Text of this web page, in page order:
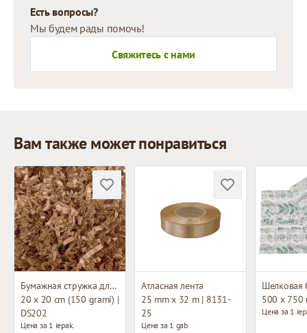
Есть вопросы?
Мы будем рады помочь!
Свяжитесь с нами
Вам также может понравиться
Бумажная стружка для декорирования
20 x 20 cm (150 grami) |
DS202
Цена за 1 iepak.
Атласная лента
25 mm x 32 m | 8131-
25
Цена за 1 gab.
Шелковая
500 x 750
Цена за 1